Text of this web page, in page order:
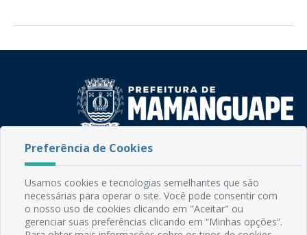
Rua do Imperador, 78, Centro
CEP: 58.280-000 - Mamanguape/PB
Fone: (83) 3292-2246
Email: comunicacao@mamanguape.pb.gov.br
Expediente: Segunda à Sexta, das 08h às 13h
Preferência de Cookies
Usamos cookies e tecnologias semelhantes que são
necessárias para operar o site. Você pode consentir com
o nosso uso de cookies clicando em "Aceitar" ou
gerenciar suas preferências clicando em “Minhas opções”.